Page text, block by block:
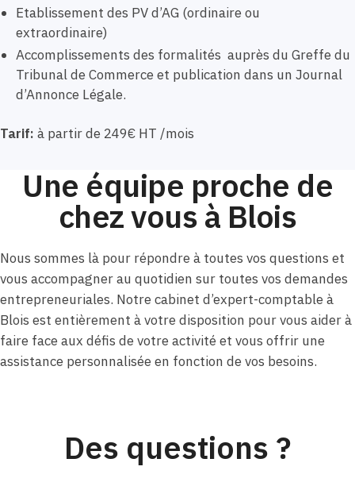
Etablissement des PV d’AG (ordinaire ou
extraordinaire)
Accomplissements des formalités auprès du Greffe du
Tribunal de Commerce et publication dans un Journal
d’Annonce Légale.
Tarif: à partir de 249€ HT /mois
Une équipe proche de
chez vous à Blois
Nous sommes là pour répondre à toutes vos questions et
vous accompagner au quotidien sur toutes vos demandes
entrepreneuriales. Notre cabinet d’expert-comptable à
Blois est entièrement à votre disposition pour vous aider à
faire face aux défis de votre activité et vous offrir une
assistance personnalisée en fonction de vos besoins.
Des questions ?